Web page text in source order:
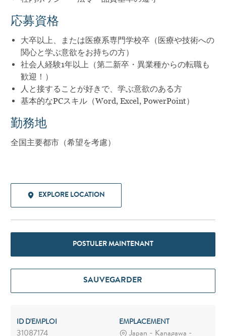
応募資格
大卒以上、または医療系専門学校卒（医療や技術への
関心と学ぶ意欲をお持ちの方）
社会人経験1年以上（第二新卒・異業種からの転職も
歓迎！）
人と接することが好きで、学ぶ意欲のある方
基本的なPCスキル（Word, Excel, PowerPoint）
勤務地
全国主要都市（希望を考慮）
EXPLORE LOCATION
POSTULER MAINTENANT
SAUVEGARDER
ID D'EMPLOI
31087174
EMPLACEMENT
Japan - Kanagawa -